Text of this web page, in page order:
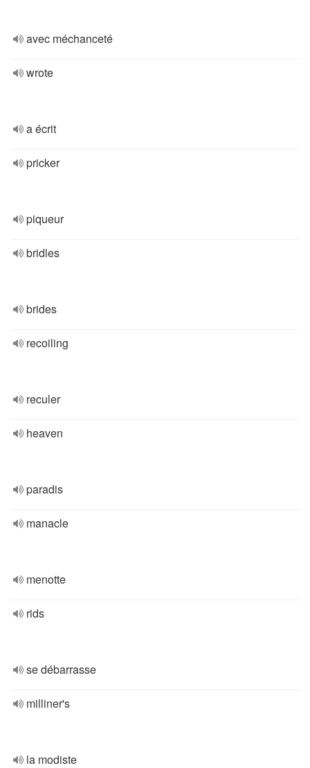
avec méchanceté
wrote
a écrit
pricker
piqueur
bridles
brides
recoiling
reculer
heaven
paradis
manacle
menotte
rids
se débarrasse
milliner's
la modiste